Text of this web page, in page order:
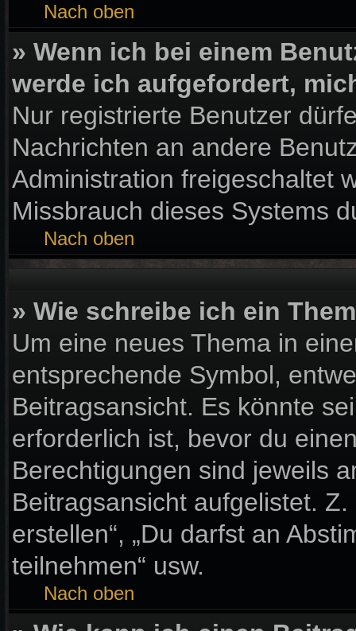
Nach oben
» Wenn ich bei einem
werde ich aufgefordert,
Nur registrierte Benutzer
Nachrichten an andere
Administration freigeschaltet
Missbrauch dieses Systems
Nach oben
» Wie schreibe ich ein
Um eine neues Thema in
entsprechende Symbol,
Beitragsansicht. Es könnte
erforderlich ist, bevor du
Berechtigungen sind jeweils
Beitragsansicht aufgelistet.
erstellen“, „Du darfst an
teilnehmen“ usw.
Nach oben